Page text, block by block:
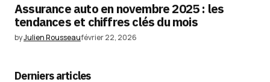
Assurance auto en novembre 2025 : les
tendances et chiffres clés du mois
byJulien Rousseaufévrier 22, 2026
Derniers articles